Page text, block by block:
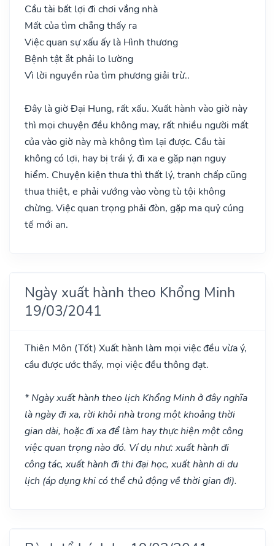
Cầu tài bất lợi đi chơi vắng nhà
Mất của tìm chẳng thấy ra
Việc quan sự xấu ấy là Hình thương
Bệnh tật ắt phải lo lường
Vì lời nguyền rủa tìm phương giải trừ..
Đây là giờ Đại Hung, rất xấu. Xuất hành vào giờ này
thì mọi chuyện đều không may, rất nhiều người mất
của vào giờ này mà không tìm lại được. Cầu tài
không có lợi, hay bị trái ý, đi xa e gặp nạn nguy
hiểm. Chuyện kiện thưa thì thất lý, tranh chấp cũng
thua thiệt, e phải vướng vào vòng tù tội không
chừng. Việc quan trọng phải đòn, gặp ma quỷ cúng
tế mới an.
Ngày xuất hành theo Khổng Minh
19/03/2041
Thiên Môn (Tốt) Xuất hành làm mọi việc đều vừa ý,
cầu được ước thấy, mọi việc đều thông đạt.
* Ngày xuất hành theo lịch Khổng Minh ở đây nghĩa
là ngày đi xa, rời khỏi nhà trong một khoảng thời
gian dài, hoặc đi xa để làm hay thực hiện một công
việc quan trọng nào đó. Ví dụ như: xuất hành đi
công tác, xuất hành đi thi đại học, xuất hành di du
lịch (áp dụng khi có thể chủ động về thời gian đi).